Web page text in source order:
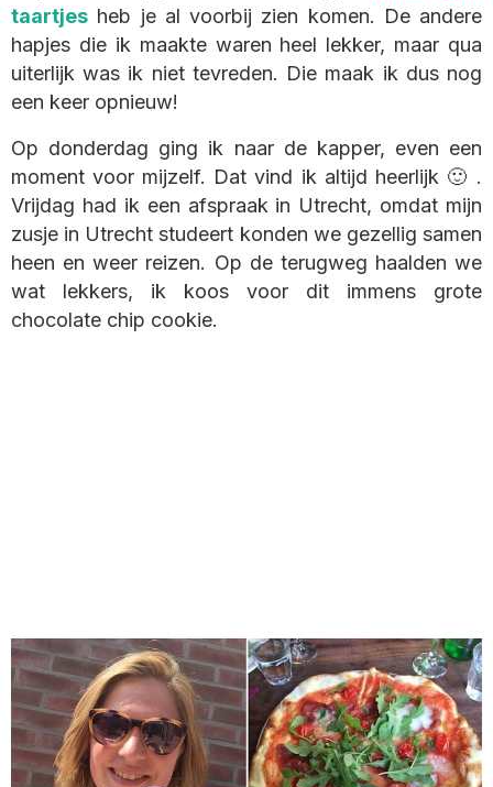
taartjes heb je al voorbij zien komen. De andere
hapjes die ik maakte waren heel lekker, maar qua
uiterlijk was ik niet tevreden. Die maak ik dus nog
een keer opnieuw!
Op donderdag ging ik naar de kapper, even een
moment voor mijzelf. Dat vind ik altijd heerlijk 🙂 .
Vrijdag had ik een afspraak in Utrecht, omdat mijn
zusje in Utrecht studeert konden we gezellig samen
heen en weer reizen. Op de terugweg haalden we
wat lekkers, ik koos voor dit immens grote
chocolate chip cookie.